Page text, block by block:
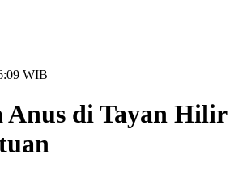
WIB
Anus di Tayan Hilir